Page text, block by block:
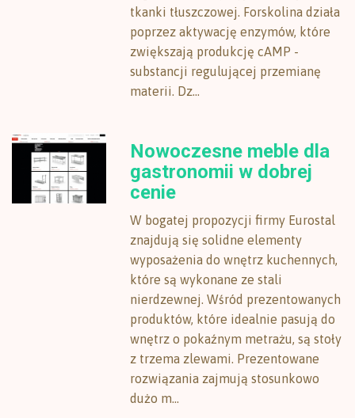
tkanki tłuszczowej. Forskolina działa
poprzez aktywację enzymów, które
zwiększają produkcję cAMP -
substancji regulującej przemianę
materii. Dz...
Nowoczesne meble dla
gastronomii w dobrej
cenie
W bogatej propozycji firmy Eurostal
znajdują się solidne elementy
wyposażenia do wnętrz kuchennych,
które są wykonane ze stali
nierdzewnej. Wśród prezentowanych
produktów, które idealnie pasują do
wnętrz o pokaźnym metrażu, są stoły
z trzema zlewami. Prezentowane
rozwiązania zajmują stosunkowo
dużo m...